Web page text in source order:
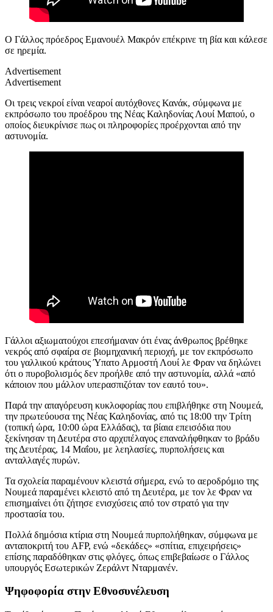
Ο Γάλλος πρόεδρος Εμανουέλ Μακρόν επέκρινε τη βία και κάλεσε
σε ηρεμία.
Advertisement
Advertisement
Οι τρεις νεκροί είναι νεαροί αυτόχθονες Κανάκ, σύμφωνα με
εκπρόσωπο του προέδρου της Νέας Καληδονίας Λουί Μαπού, ο
οποίος διευκρίνισε πως οι πληροφορίες προέρχονται από την
αστυνομία.
Γάλλοι αξιωματούχοι επεσήμαναν ότι ένας άνθρωπος βρέθηκε
νεκρός από σφαίρα σε βιομηχανική περιοχή, με τον εκπρόσωπο
του γαλλικού κράτους Ύπατο Αρμοστή Λουί λε Φραν να δηλώνει
ότι ο πυροβολισμός δεν προήλθε από την αστυνομία, αλλά «από
κάποιον που μάλλον υπερασπιζόταν τον εαυτό του».
Παρά την απαγόρευση κυκλοφορίας που επιβλήθηκε στη Νουμεά,
την πρωτεύουσα της Νέας Καληδονίας, από τις 18:00 την Τρίτη
(τοπική ώρα, 10:00 ώρα Ελλάδας), τα βίαια επεισόδια που
ξεκίνησαν τη Δευτέρα στο αρχιπέλαγος επαναλήφθηκαν το βράδυ
της Δευτέρας, 14 Μαΐου, με λεηλασίες, πυρπολήσεις και
ανταλλαγές πυρών.
Τα σχολεία παραμένουν κλειστά σήμερα, ενώ το αεροδρόμιο της
Νουμεά παραμένει κλειστό από τη Δευτέρα, με τον λε Φραν να
επισημαίνει ότι ζήτησε ενισχύσεις από τον στρατό για την
προστασία του.
Πολλά δημόσια κτίρια στη Νουμεά πυρπολήθηκαν, σύμφωνα με
ανταποκριτή του AFP, ενώ «δεκάδες» «σπίτια, επιχειρήσεις»
επίσης παραδόθηκαν στις φλόγες, όπως επιβεβαίωσε ο Γάλλος
υπουργός Εσωτερικών Ζεράλντ Νταρμανέν.
Ψηφοφορία στην Εθνοσυνέλευση